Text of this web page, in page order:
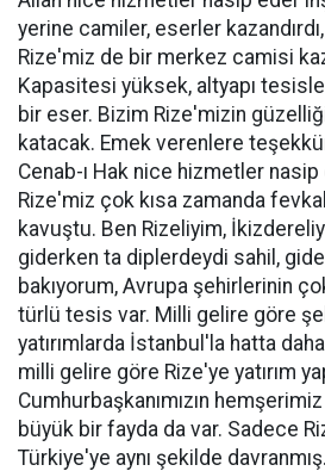
yerine camiler, eserler
Rize'miz de bir merkez camisi
Kapasitesi yüksek, altyapı
bir eser. Bizim Rize'mizin
katacak. Emek verenlere
Cenab-ı Hak nice hizmetler
Rize'miz çok kısa zamanda
kavuştu. Ben Rizeliyim,
giderken ta diplerdeydi sahil,
bakıyorum, Avrupa şehirlerinin
türlü tesis var. Milli gelire göre
yatırımlarda İstanbul'la hatta
milli gelire göre Rize'ye yatırım
Cumhurbaşkanımızın
büyük bir fayda da var. Sadece
Türkiye'ye aynı şekilde